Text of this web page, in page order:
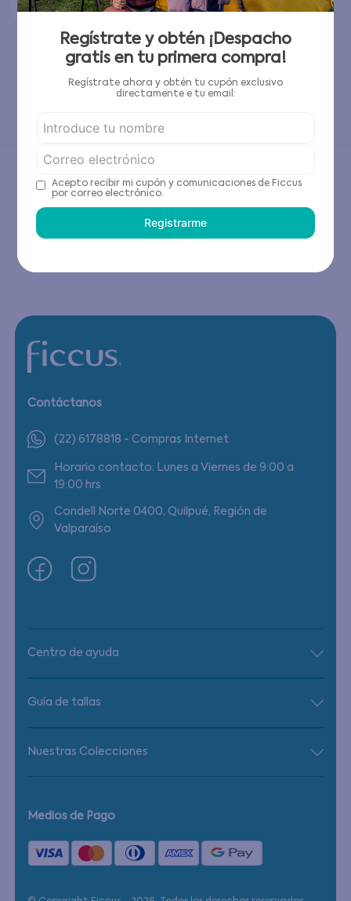
1
Has visto todos los
3PRODUCTOS
Has visto todos los
Contáctanos
(22) 6178818 - Compras Internet
Horario contacto: Lunes a Viernes de 9:00 a
19:00 hrs
Condell Norte 0400, Quilpué, Región de
Valparaíso
Centro de ayuda
Guía de tallas
Nuestras Colecciones
Medios de Pago
Regístrate y obtén ¡Despacho
gratis en tu primera compra!
Regístrate ahora y obtén tu cupón exclusivo
directamente e tu email:
Acepto recibir mi cupón y comunicaciones de Ficcus
por correo electrónico.
Registrarme